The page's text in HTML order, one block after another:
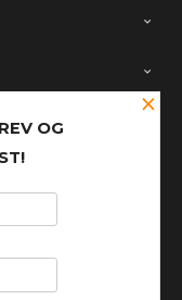
×
OG